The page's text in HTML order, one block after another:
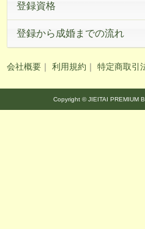
登録資格
登録から成婚までの流れ
会社概要 ｜ 利用規約 ｜ 特定商取引
Copyright © JIEITAI PREMIUM